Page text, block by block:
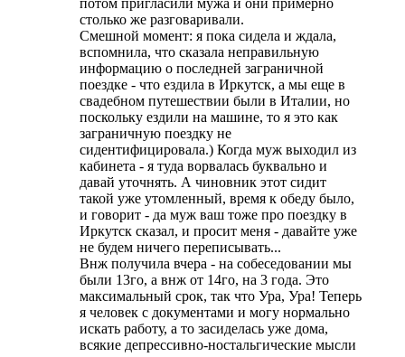
столько же разговаривали.
Смешной момент: я пока сидела и ждала,
вспомнила, что сказала неправильную
информацию о последней заграничной
поездке - что ездила в Иркутск, а мы еще в
свадебном путешествии были в Италии, но
поскольку ездили на машине, то я это как
заграничную поездку не
сидентифицировала.) Когда муж выходил из
кабинета - я туда ворвалась буквально и
давай уточнять. А чиновник этот сидит
такой уже утомленный, время к обеду было,
и говорит - да муж ваш тоже про поездку в
Иркутск сказал, и просит меня - давайте уже
не будем ничего переписывать...
Внж получила вчера - на собеседовании мы
были 13го, а внж от 14го, на 3 года. Это
максимальный срок, так что Ура, Ура! Теперь
я человек с документами и могу нормально
искать работу, а то засиделась уже дома,
всякие депрессивно-ностальгические мысли